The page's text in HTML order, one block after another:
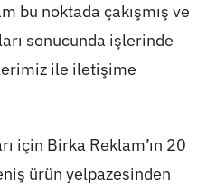
bu noktada çakışmış ve
sonucunda işlerinde
ile iletişime
için Birka Reklam’ın 20
ürün yelpazesinden